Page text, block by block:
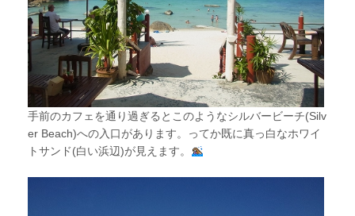
手前のカフェを通り過ぎるとこのようなシルバービーチ(Silv
er Beach)への入口があります。ってか既に真っ白なホワイ
トサンド(白い浜辺)が見えます。